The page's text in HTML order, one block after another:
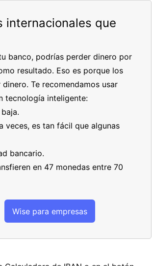
internacionales que
banco, podrías perder dinero por
resultado. Eso es porque los
Te recomendamos usar
tecnología inteligente:
veces, es tan fácil que algunas
bancario.
en 47 monedas entre 70
Wise para empresas